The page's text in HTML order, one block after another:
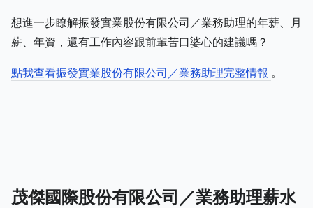
想進一步瞭解振發實業股份有限公司／業務助理的年薪、月
薪、年資，還有工作內容跟前輩苦口婆心的建議嗎？
點我查看振發實業股份有限公司／業務助理完整情報 。
茂傑國際股份有限公司／業務助理薪水